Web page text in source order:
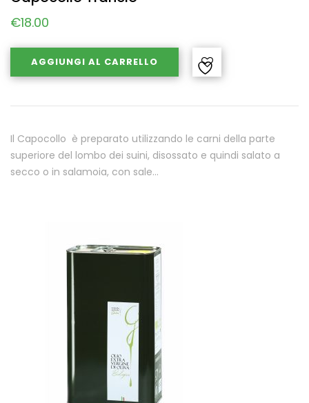
€18.00
AGGIUNGI AL CARRELLO
Il Capocollo è preparato utilizzando le carni della parte
superiore del lombo dei suini, disossato e quindi salato a
secco o in salamoia, con sale…